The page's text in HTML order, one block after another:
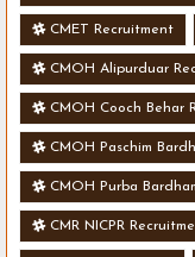
CMET Recruitment
CMOH Alipurduar
CMOH Cooch Behar
CMOH Paschim
CMOH Purba
CMR NICPR